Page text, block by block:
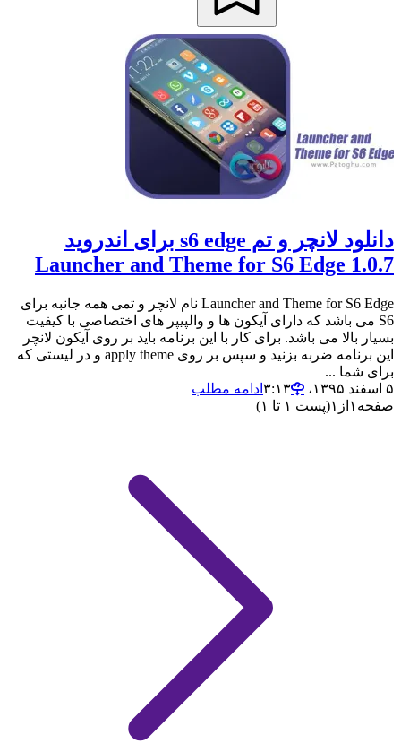
دانلود لانچر و تم s6 edge برای اندروید
Launcher and Theme for S6 Edge 1.0.7
Launcher and Theme for S6 Edge نام لانچر و تمی همه جانبه برای
S6 می باشد که دارای آیکون ها و والپیپر های اختصاصی با کیفیت
بسیار بالا می باشد. برای کار با این برنامه باید بر روی آیکون لانچر
این برنامه ضربه بزنید و سپس بر روی apply theme و در لیستی که
برای شما ...
۵ اسفند ۱۳۹۵،‏ ۳:۱۳
ادامه مطلب
صفحه ۱ از ۱(پست ۱ تا ۱)